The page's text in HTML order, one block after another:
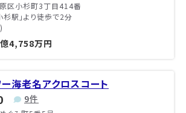
区小杉町3丁目414番
駅」より徒歩で2分
4,758万円
海老名アクロスコート
9件